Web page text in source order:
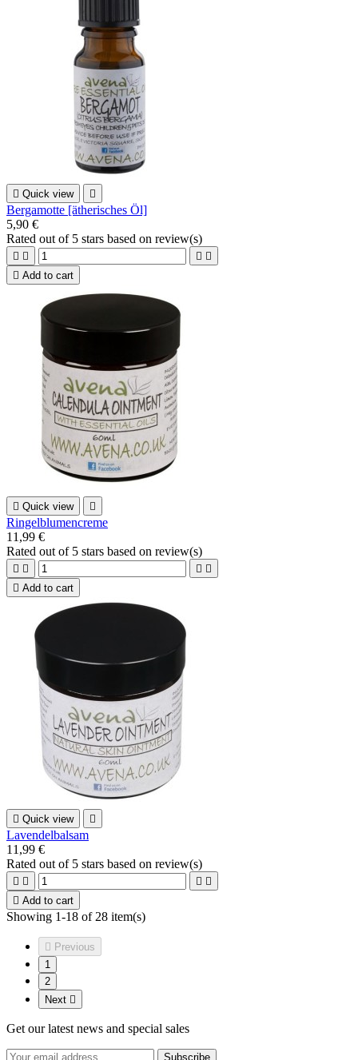
 Quick view 
Bergamotte [ätherisches Öl]
5,90 €
Rated out of 5 stars based on review(s)
   
 Add to cart
 Quick view 
Ringelblumencreme
11,99 €
Rated out of 5 stars based on review(s)
   
 Add to cart
 Quick view 
Lavendelbalsam
11,99 €
Rated out of 5 stars based on review(s)
   
 Add to cart
Showing 1-18 of 28 item(s)
 Previous
1
2
Next 
Get our latest news and special sales